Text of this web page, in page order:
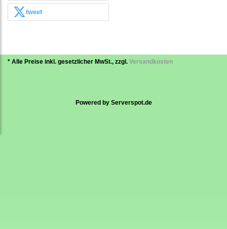
tweet
* Alle Preise inkl. gesetzlicher MwSt., zzgl. Versandkosten
Powered by Serverspot.de